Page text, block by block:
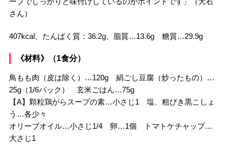
さん）
407kcal、たんぱく質：36.2g、脂質…13.6g 糖質…29.9g
《材料》（1食分）
鳥もも肉（皮は除く）…120g 絹ごし豆腐（炒ったもの）…
25g（1/6パック） 玄米ごはん…75g
【A】顆粒鶏がらスープの素…小さじ1 塩、粗びき黒こしょ
う…各少々
オリーブオイル…小さじ1/4 卵…1個 トマトケチャップ…
大さじ1